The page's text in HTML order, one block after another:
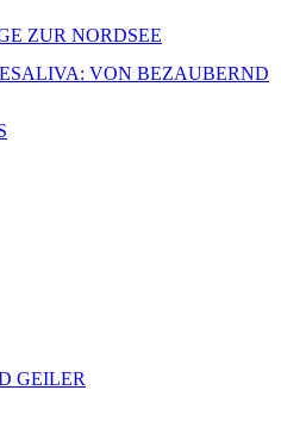
ZUR NORDSEE
VON BEZAUBERND
GEILER